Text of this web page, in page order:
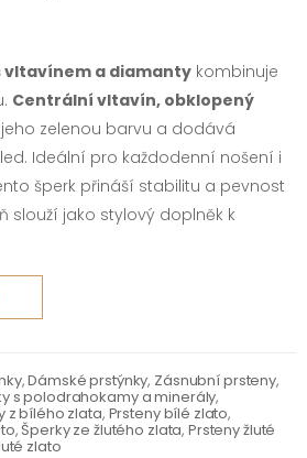
vltavínem a diamanty kombinuje
Centrální vltavín, obklopený
jeho zelenou barvu a dodává
Ideální pro každodenní nošení i
šperk přináší stabilitu a pevnost
slouží jako stylový doplněk k
,Dámské prstýnky, Zásnubní prsteny,
s polodrahokamy a minerály,
z bílého zlata, Prsteny bílé zlato,
,Šperky ze žlutého zlata,Prsteny žluté
zlato